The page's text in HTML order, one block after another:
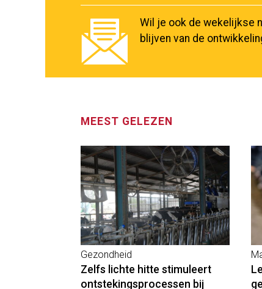
Wil je ook de wekelijkse
blijven van de
MEEST GELEZEN
Gezondheid
Zelfs lichte hitte stimuleert
ontstekingsprocessen bij